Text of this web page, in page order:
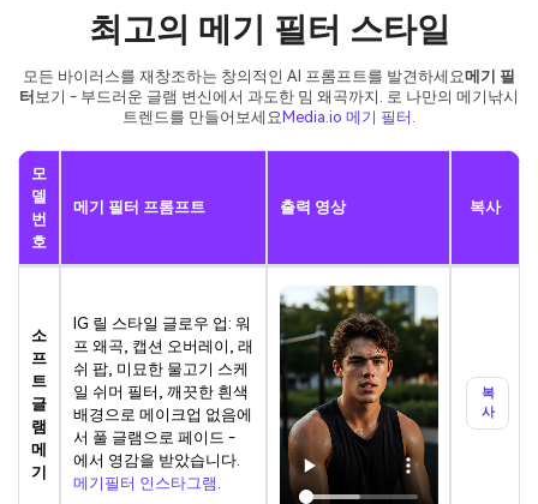
최고의 메기 필터 스타일
모든 바이러스를 재창조하는 창의적인 AI 프롬프트를 발견하세요메기 필
터 보기 - 부드러운 글램 변신에서 과도한 밈 왜곡까지. 로 나만의 메기낚시
트렌드를 만들어보세요Media.io 메기 필터
모
델
번
호
메기 필터 프롬프트 출력 영상 복사
소
프
트
글
램
메
기
IG 릴 스타일 글로우 업: 워
프 왜곡, 캡션 오버레이, 래
쉬 팝, 미묘한 물고기 스케
일 쉬머 필터, 깨끗한 흰색
배경으로 메이크업 없음에
서 풀 글램으로 페이드 -
에서 영감을 받았습니다.
메기필터 인스타그램
복
사